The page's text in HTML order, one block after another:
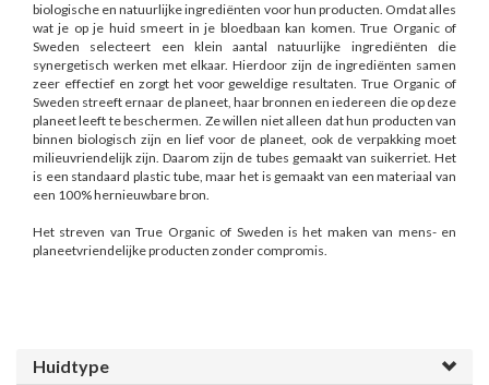
biologische en natuurlijke ingrediënten voor hun producten. Omdat alles
wat je op je huid smeert in je bloedbaan kan komen. True Organic of
Sweden selecteert een klein aantal natuurlijke ingrediënten die
synergetisch werken met elkaar. Hierdoor zijn de ingrediënten samen
zeer effectief en zorgt het voor geweldige resultaten. True Organic of
Sweden streeft ernaar de planeet, haar bronnen en iedereen die op deze
planeet leeft te beschermen. Ze willen niet alleen dat hun producten van
binnen biologisch zijn en lief voor de planeet, ook de verpakking moet
milieuvriendelijk zijn. Daarom zijn de tubes gemaakt van suikerriet. Het
is een standaard plastic tube, maar het is gemaakt van een materiaal van
een 100% hernieuwbare bron.
Het streven van True Organic of Sweden is het maken van mens- en
planeetvriendelijke producten zonder compromis.
Huidtype